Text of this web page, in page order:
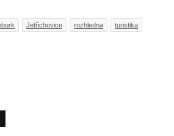
Jetřichovice rozhledna turistika